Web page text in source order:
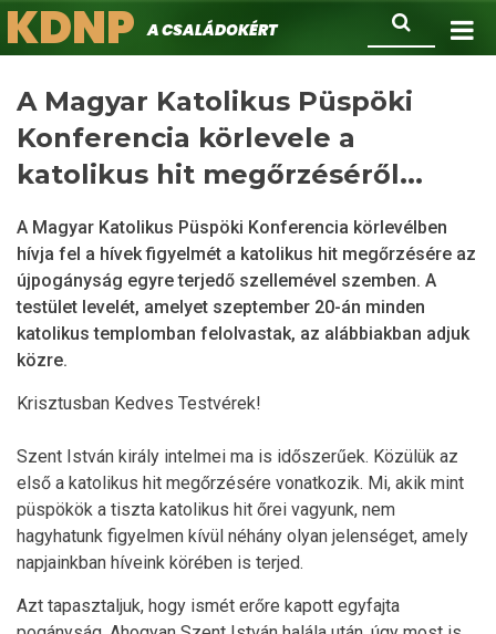
Ugrás
a
Keresés
KDNPA családokért.
A Magyar Katolikus Püspöki
Konferencia körlevele a
katolikus hit megőrzéséről...
A Magyar Katolikus Püspöki Konferencia körlevélben
hívja fel a hívek figyelmét a katolikus hit megőrzésére az
újpogányság egyre terjedő szellemével szemben. A
testület levelét, amelyet szeptember 20-án minden
katolikus templomban felolvastak, az alábbiakban adjuk
közre.
Krisztusban Kedves Testvérek!
Szent István király intelmei ma is időszerűek. Közülük az
első a katolikus hit megőrzésére vonatkozik. Mi, akik mint
püspökök a tiszta katolikus hit őrei vagyunk, nem
hagyhatunk figyelmen kívül néhány olyan jelenséget, amely
napjainkban híveink körében is terjed.
Azt tapasztaljuk, hogy ismét erőre kapott egyfajta